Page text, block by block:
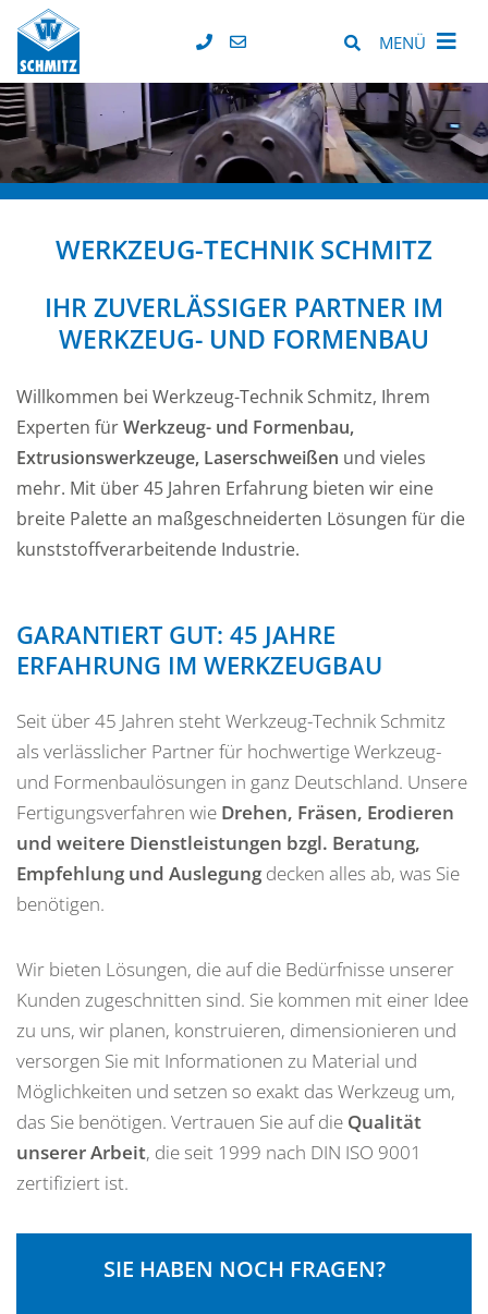
MENÜ
WERKZEUG-TECHNIK SCHMITZ
IHR ZUVERLÄSSIGER PARTNER IM
WERKZEUG- UND FORMENBAU
Willkommen bei Werkzeug-Technik Schmitz, Ihrem
Experten fürWerkzeug- und Formenbau,
Extrusionswerkzeuge, Laserschweißen und vieles
mehr. Mit über 45 Jahren Erfahrung bieten wir eine
breite Palette an maßgeschneiderten Lösungen für die
kunststoffverarbeitende Industrie.
GARANTIERT GUT: 45 JAHRE
ERFAHRUNG IM WERKZEUGBAU
Seit über 45 Jahren steht Werkzeug-Technik Schmitz
als verlässlicher Partner für hochwertige Werkzeug-
und Formenbaulösungen in ganz Deutschland. Unsere
Fertigungsverfahren wie Drehen, Fräsen, Erodieren
und weitere Dienstleistungen bzgl. Beratung,
Empfehlung und Auslegung decken alles ab, was Sie
benötigen.
Wir bieten Lösungen, die auf die Bedürfnisse unserer
Kunden zugeschnitten sind. Sie kommen mit einer Idee
zu uns, wir planen, konstruieren, dimensionieren und
versorgen Sie mit Informationen zu Material und
Möglichkeiten und setzen so exakt das Werkzeug um,
das Sie benötigen. Vertrauen Sie auf die Qualität
unserer Arbeit, die seit 1999 nach DIN ISO 9001
zertifiziert ist.
SIE HABEN NOCH FRAGEN?